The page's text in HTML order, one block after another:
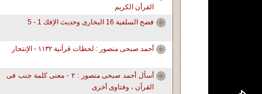
القرأن الكريم
فضح السلفية 16 البخارى وحديث الإفك 1 - 5
أحمد صبحى منصور : لحظات قرآنية ١١٣٢ - الإنتحار
أسأل أحمد صبحى منصور : ٢ - معنى كلمة جنب فى
القرآن ، وفتاوى أخرى